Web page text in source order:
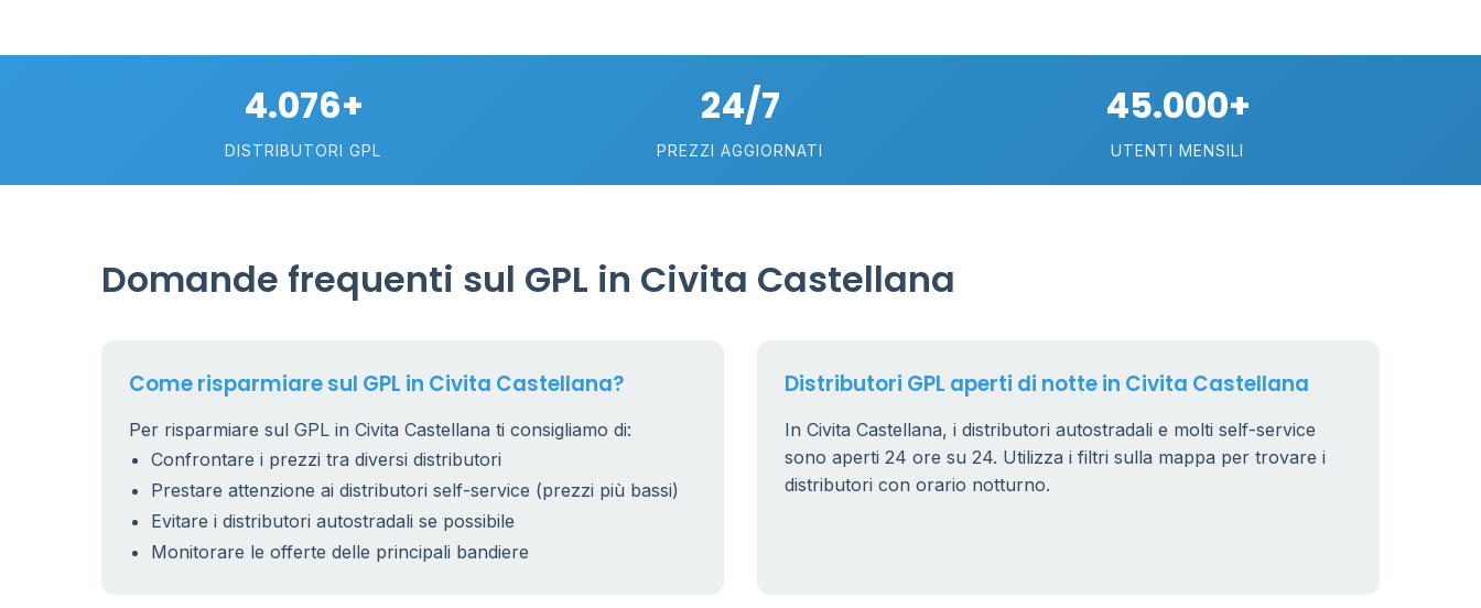
4.076+
DISTRIBUTORI GPL
24/7
PREZZI AGGIORNATI
45.000+
UTENTI MENSILI
Domande frequenti sul GPL in Civita Castellana
Come risparmiare sul GPL in Civita Castellana?
Per risparmiare sul GPL in Civita Castellana ti consigliamo di:
Confrontare i prezzi tra diversi distributori
Prestare attenzione ai distributori self-service (prezzi più bassi)
Evitare i distributori autostradali se possibile
Monitorare le offerte delle principali bandiere
Distributori GPL aperti di notte in Civita Castellana
In Civita Castellana, i distributori autostradali e molti self-service
sono aperti 24 ore su 24. Utilizza i filtri sulla mappa per trovare i
distributori con orario notturno.